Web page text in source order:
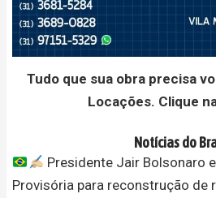
Tudo que sua obra precisa
Locações. Clique
Notícias do
Presidente Jair Bolsonaro
Provisória para reconstrução de